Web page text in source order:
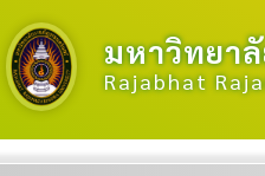
มหาวิทยา
Rajabhat